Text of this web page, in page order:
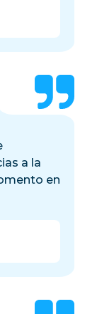
a la
en